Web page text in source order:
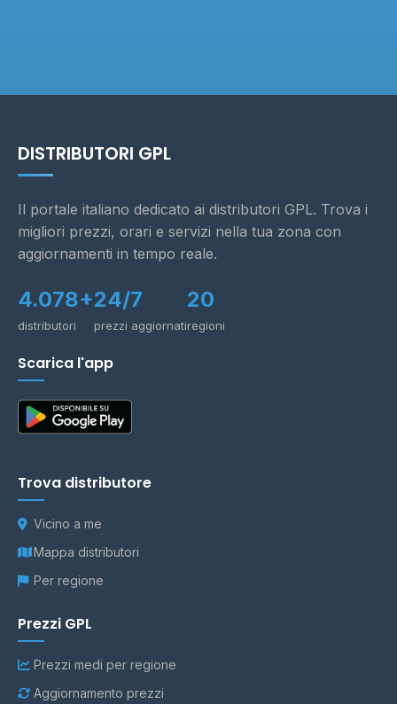
DISTRIBUTORI GPL
Il portale italiano dedicato ai distributori GPL. Trova i
migliori prezzi, orari e servizi nella tua zona con
aggiornamenti in tempo reale.
4.078+
distributori
24/7
prezzi aggiornati
20
regioni
Scarica l'app
Trova distributore
Vicino a me
Mappa distributori
Per regione
Prezzi GPL
Prezzi medi per regione
Aggiornamento prezzi